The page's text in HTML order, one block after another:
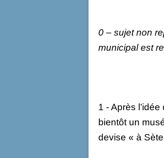
0 – sujet non
municipal est
1 - Après
bientôt un
devise « à